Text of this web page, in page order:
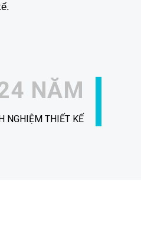
NĂM
NGHIỆM THIẾT KẾ